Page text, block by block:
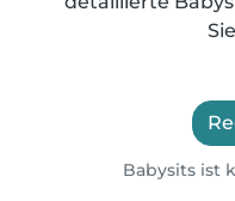
Babysits ist